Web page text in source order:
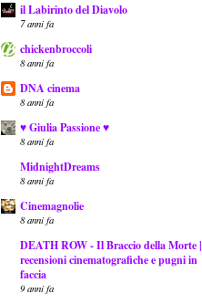
il Labirinto del Diavolo
7 anni fa
chickenbroccoli
8 anni fa
DNA cinema
8 anni fa
♥ Giulia Passione ♥
8 anni fa
MidnightDreams
8 anni fa
Cinemagnolie
8 anni fa
DEATH ROW - Il Braccio della Morte |
recensioni cinematografiche e pugni in
faccia
9 anni fa